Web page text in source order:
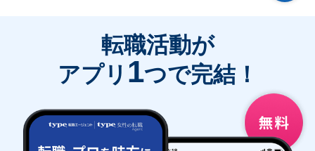
転職活動が
アプリ 1つで完結！